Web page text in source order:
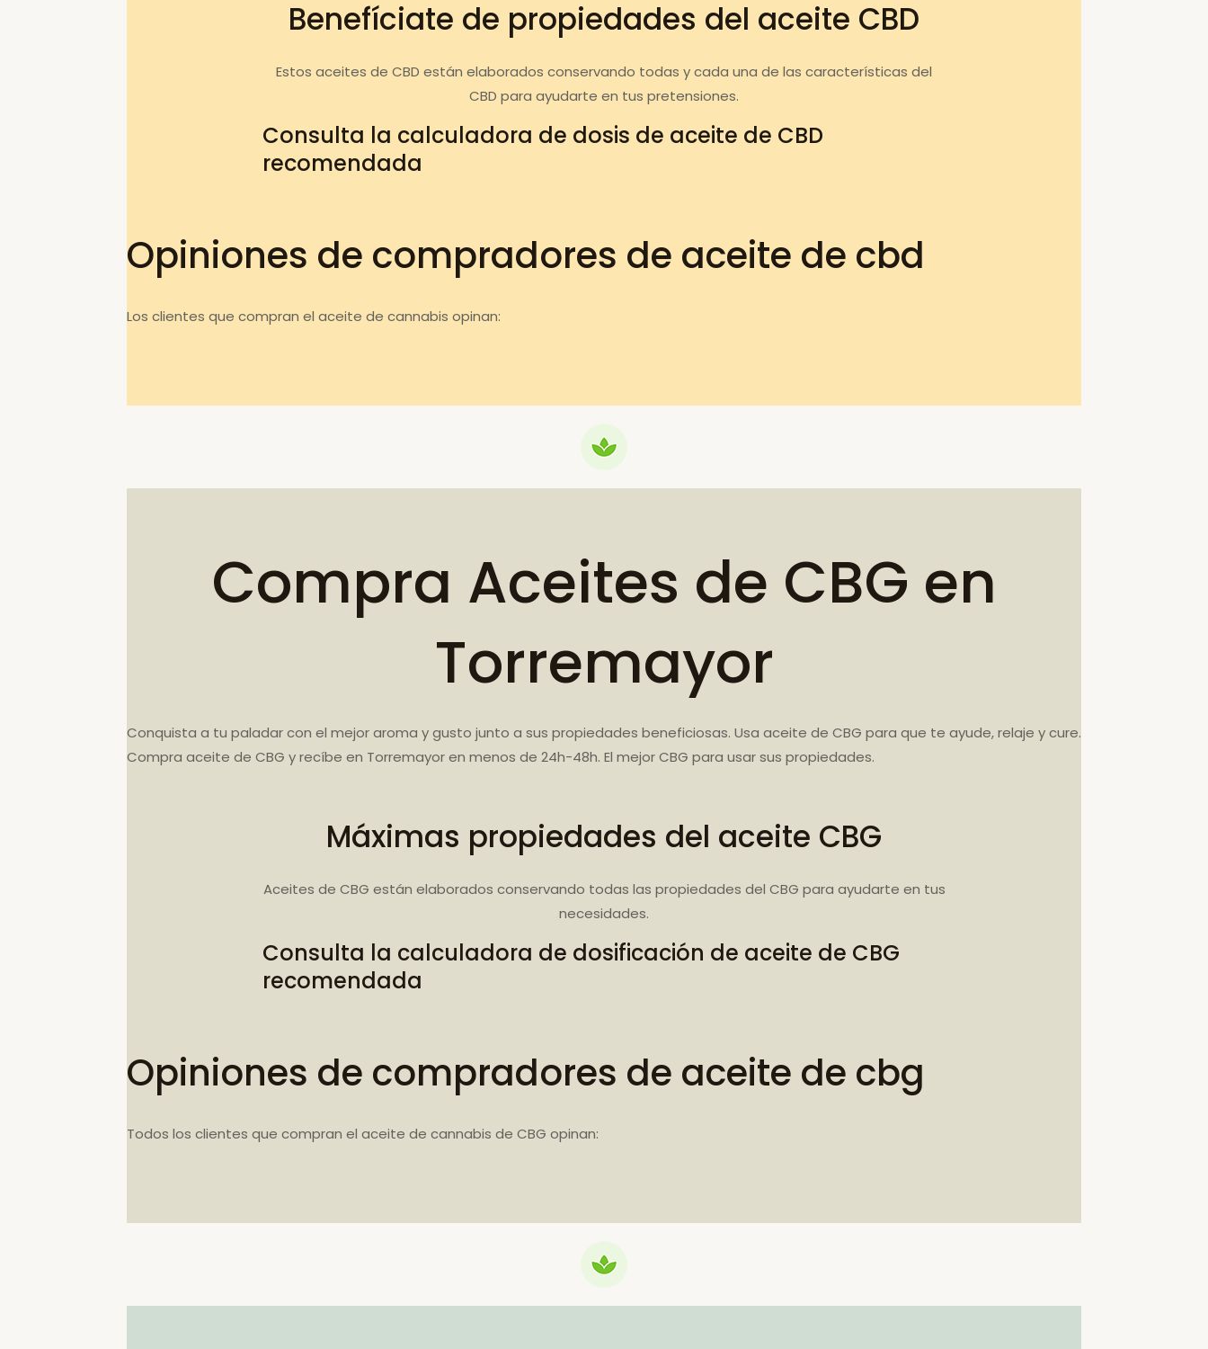
Benefíciate de propiedades del aceite CBD
Estos aceites de CBD están elaborados conservando todas y cada una de las características del
CBD para ayudarte en tus pretensiones.
Consulta la calculadora de dosis de aceite de CBD
recomendada
Opiniones de compradores de aceite de cbd
Los clientes que compran el aceite de cannabis opinan:
Compra Aceites de CBG en
Torremayor
Conquista a tu paladar con el mejor aroma y gusto junto a sus propiedades beneficiosas. Usa aceite de CBG para que te ayude, relaje y cure.
Compra aceite de CBG y recíbe en Torremayor en menos de 24h-48h. El mejor CBG para usar sus propiedades.
Máximas propiedades del aceite CBG
Aceites de CBG están elaborados conservando todas las propiedades del CBG para ayudarte en tus
necesidades.
Consulta la calculadora de dosificación de aceite de CBG
recomendada
Opiniones de compradores de aceite de cbg
Todos los clientes que compran el aceite de cannabis de CBG opinan: